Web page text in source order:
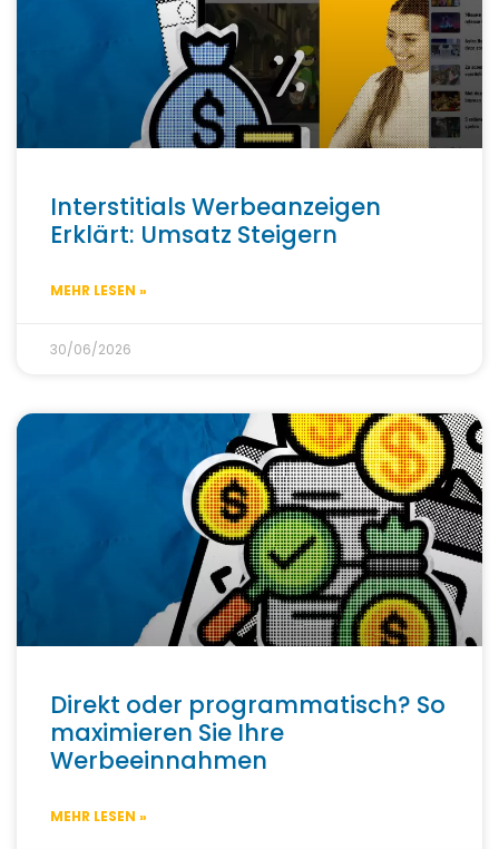
Interstitials Werbeanzeigen
Erklärt: Umsatz Steigern
MEHR LESEN »
30/06/2026
Direkt oder programmatisch? So
maximieren Sie Ihre
Werbeeinnahmen
MEHR LESEN »